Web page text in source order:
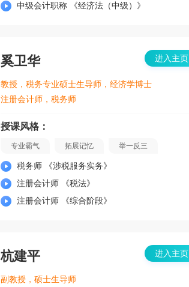
中级会计职称 《经济法（中级）》
进入主页
奚卫华
教授，税务专业硕士生导师，经济学博士
注册会计师，税务师
授课风格：
专业霸气 拓展记忆 举一反三
税务师 《涉税服务实务》
注册会计师 《税法》
注册会计师 《综合阶段》
进入主页
杭建平
副教授，硕士生导师